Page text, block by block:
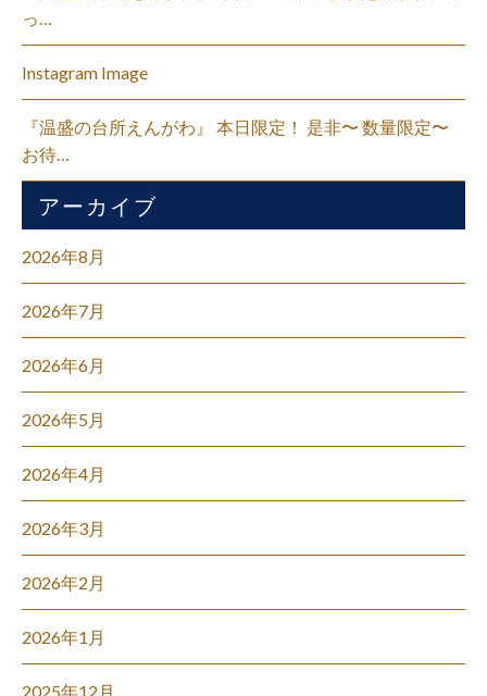
っ…
Instagram Image
『温盛の台所えんがわ』 本日限定！ 是非〜 数量限定〜
お待…
アーカイブ
2026年8月
2026年7月
2026年6月
2026年5月
2026年4月
2026年3月
2026年2月
2026年1月
2025年12月